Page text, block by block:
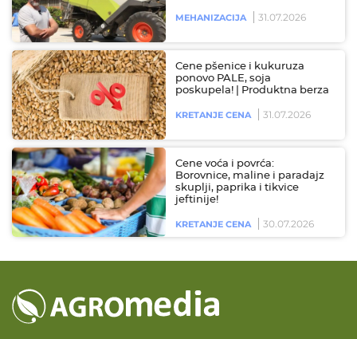
MEHANIZACIJA 31.07.2026
Cene pšenice i kukuruza
ponovo PALE, soja
poskupela! | Produktna berza
KRETANJE CENA 31.07.2026
Cene voća i povrća:
Borovnice, maline i paradajz
skuplji, paprika i tikvice
jeftinije!
KRETANJE CENA 30.07.2026